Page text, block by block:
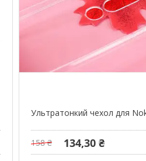
Ультратонкий чехол для
158 ₴ 134,30 ₴